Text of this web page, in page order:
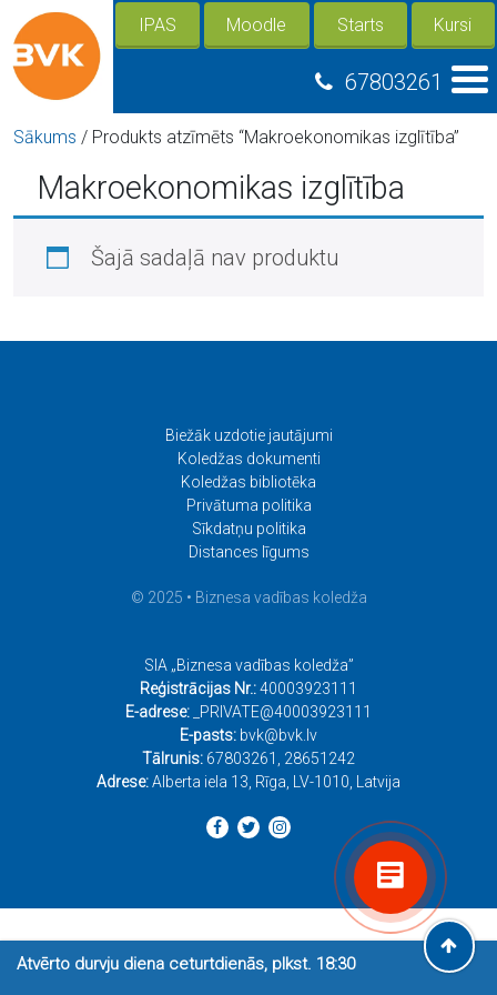
67803261
IPAS Moodle Starts Kursi
Sākums / Produkts atzīmēts “Makroekonomikas izglītība”
Makroekonomikas izglītība
Šajā sadaļā nav produktu
Biežāk uzdotie jautājumi
Koledžas dokumenti
Koledžas bibliotēka
Privātuma politika
Sīkdatņu politika
Distances līgums
© 2025 • Biznesa vadības koledža
SIA „Biznesa vadības koledža”
Reģistrācijas Nr.:40003923111
E-adrese: _PRIVATE@40003923111
E-pasts: bvk@bvk.lv
Tālrunis: 67803261
28651242
Adrese:Alberta iela 13, Rīga, LV-1010, Latvija
Atvērto durvju diena ceturtdienās, plkst. 18:30